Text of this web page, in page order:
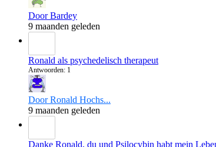
Door Bardey
9 maanden geleden
Ronald als psychedelisch therapeut
Antwoorden: 1
Door Ronald Hochs...
9 maanden geleden
Danke Ronald, du und Psilocybin habt mein